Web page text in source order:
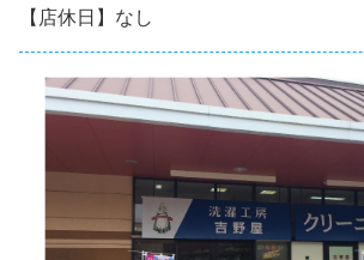
【店休日】なし